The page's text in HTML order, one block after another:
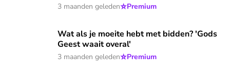
3 maanden geleden⭐Premium
Wat als je moeite hebt met bidden? 'Gods Geest waait
Wat als je moeite hebt met bidden? 'Gods
Geest waait overal'
3 maanden geleden⭐Premium